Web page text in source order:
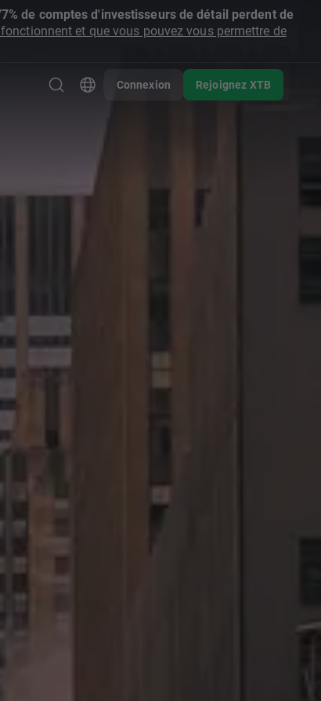
de comptes d'investisseurs de détail perdent de
et que vous pouvez vous permettre de
Connexion Rejoignez XTB